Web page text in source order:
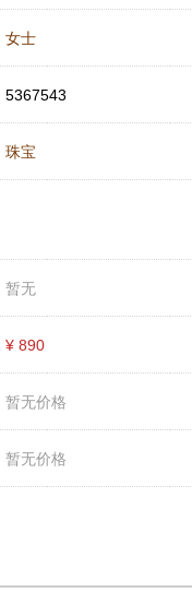
女士
5367543
珠宝
暂无
¥ 890
暂无价格
暂无价格